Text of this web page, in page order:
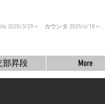
2020/3/29～ カウンタ 2025/6/18～
部昇段 More